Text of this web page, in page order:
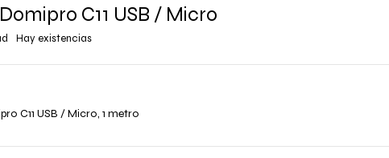
C11 USB / Micro
Hay existencias
C11 USB / Micro, 1 metro